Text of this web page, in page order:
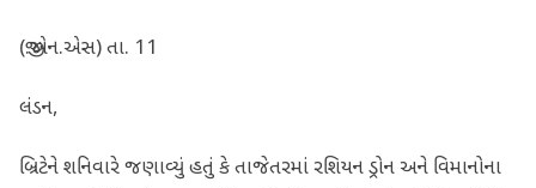
(જી.એન.એસ) તા. 11
લંડન,
બ્રિટેને શનિવારે જણાવ્યું હતું કે તાજેતરમાં રશિયન ડ્રોન અને વિમાનોના